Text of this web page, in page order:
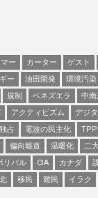
ー カーター ゲスト
ー 油田開発 環境汚染
規制 ベネズエラ 中南
アクティビズム
デジ
独占 電波の民主化 TPP
偏向報道 温暖化 二
リバル CIA カナダ
移民 難民 イラク